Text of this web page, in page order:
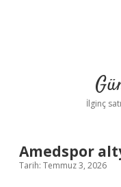
İlginç
Amedspor
Tarih: Temmuz 3, 2026